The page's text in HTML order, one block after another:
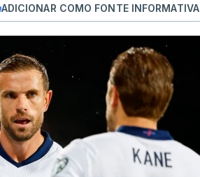
ADICIONAR COMO FONTE INFORMATIVA